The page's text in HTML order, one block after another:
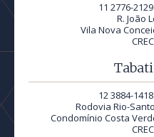
11 2776-
R. João
Vila Nova
12 3884-
Rodovia Rio-
Condomínio Costa